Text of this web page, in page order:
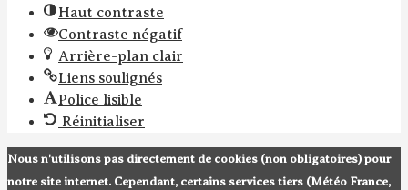
Haut contraste
Contraste négatif
Arrière-plan clair
Liens soulignés
Police lisible
Réinitialiser
Nous n'utilisons pas directement de cookies (non obligatoires) pour
notre site internet. Cependant, certains services tiers (Météo France,